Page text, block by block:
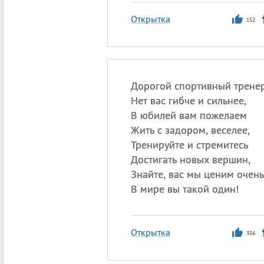
Открытка 152
Дорогой спортивный
Нет вас гибче и сильнее,
В юбилей вам пожелаем
Жить с задором, веселее,
Тренируйте и стремитесь
Достигать новых вершин,
Знайте, вас мы ценим
В мире вы такой один!
Открытка 356